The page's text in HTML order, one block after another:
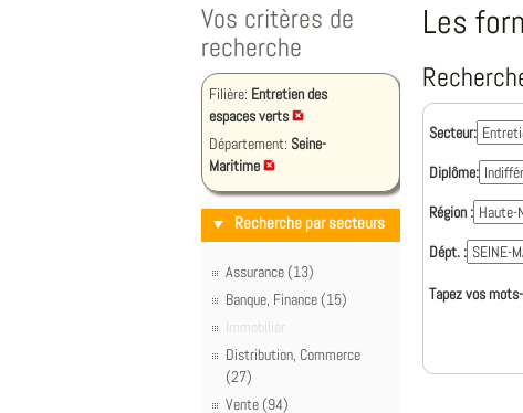
Vos critères de
recherche
Filière: Entretien des
espaces verts
Département: Seine-
Maritime
Recherche par secteurs
Assurance (13)
Banque, Finance (15)
Immobilier
Distribution, Commerce
(27)
Vente (94)
Les
Secteur:
Diplôme:
Région :
Dépt. :
Tapez vos